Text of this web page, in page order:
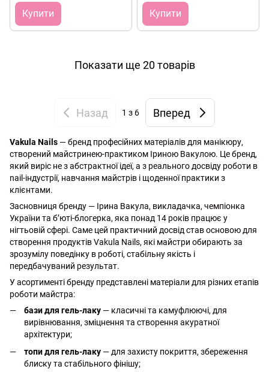
Купити Купити
Показати ще 20 товарів
Назад 1 з 6 Вперед
Vakula Nails — бренд професійних матеріалів для манікюру,
створений майстринею-практиком Іриною Вакулою. Це бренд,
який виріс не з абстрактної ідеї, а з реального досвіду роботи в
nail-індустрії, навчання майстрів і щоденної практики з
клієнтами.
Засновниця бренду — Ірина Вакула, викладачка, чемпіонка
України та б’юті-блогерка, яка понад 14 років працює у
нігтьовій сфері. Саме цей практичний досвід став основою для
створення продуктів Vakula Nails, які майстри обирають за
зрозумілу поведінку в роботі, стабільну якість і
передбачуваний результат.
У асортименті бренду представлені матеріали для різних етапів
роботи майстра:
бази для гель-лаку — класичні та камуфлюючі, для
вирівнювання, зміцнення та створення акуратної
архітектури;
топи для гель-лаку — для захисту покриття, збереження
блиску та стабільного фінішу;